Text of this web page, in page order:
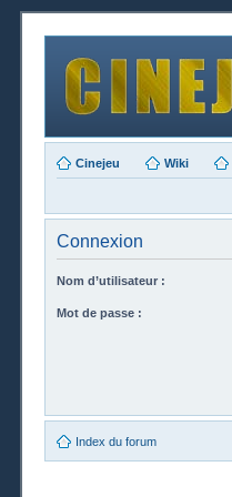
Cinejeu Wiki
Connexion
Nom d’utilisateur :
Mot de passe :
Index du forum